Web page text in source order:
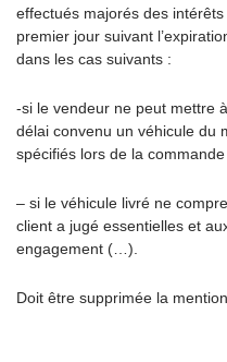
effectués majorés des
premier jour suivant
dans les cas suivants :
-si le vendeur ne peut mettre
délai convenu un véhicule du
spécifiés lors de la commande
– si le véhicule livré ne
client a jugé essentielles et
engagement (…).
Doit être supprimée la